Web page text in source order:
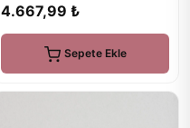
4.667,99 ₺
Sepete Ekle